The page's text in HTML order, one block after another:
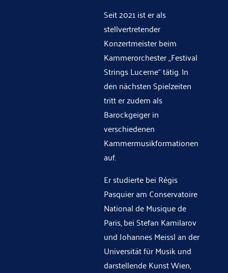
Seit 2021 ist er als
stellvertretender
Konzertmeister beim
Kammerorchester „Festival
Strings Lucerne“ tätig. In
den nächsten Spielzeiten
tritt er zudem als
Barockgeiger in
verschiedenen
Kammermusikformationen
auf.
Er studierte bei Régis
Pasquier am Conservatoire
National de Musique de
Paris, bei Stefan Kamilarov
und Johannes Meissl an der
Universität für Musik und
darstellende Kunst Wien,